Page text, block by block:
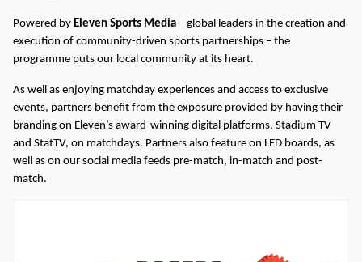
Powered by Eleven Sports Media – global leaders in the creation and
execution of community-driven sports partnerships – the
programme puts our local community at its heart.
As well as enjoying matchday experiences and access to exclusive
events, partners benefit from the exposure provided by having their
branding on Eleven’s award-winning digital platforms, Stadium TV
and StatTV, on matchdays. Partners also feature on LED boards, as
well as on our social media feeds pre-match, in-match and post-
match.